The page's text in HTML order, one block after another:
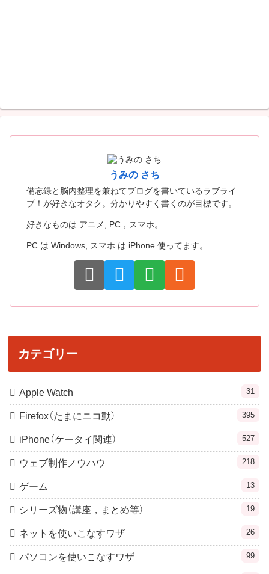
うみの さち
備忘録と脳内整理を兼ねてブログを書いているラブライ
ブ！が好きなオタク。分かりやすく書くのが目標です。
好きなものは アニメ, PC，スマホ。
PC は Windows, スマホ は iPhone 使ってます。
カテゴリー
Apple Watch 31
Firefox（たまにニコ動） 395
iPhone（ケータイ関連） 527
ウェブ制作ノウハウ 218
ゲーム 13
シリーズ物（講座，まとめ等） 19
ネットを使いこなすワザ 26
パソコンを使いこなすワザ 99